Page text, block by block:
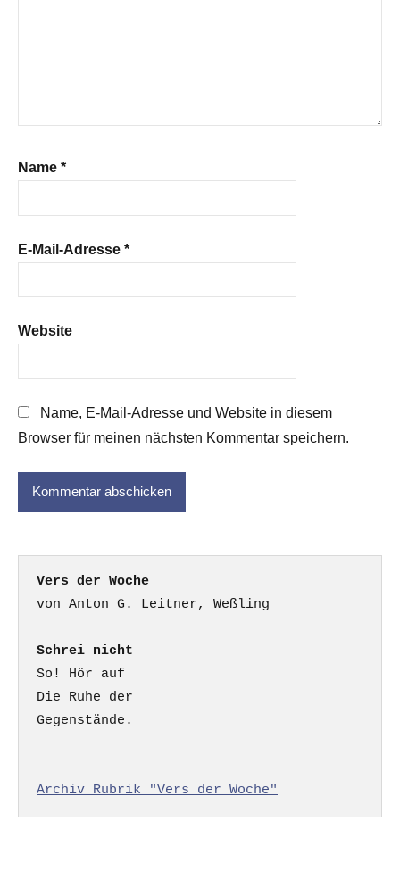
Name *
E-Mail-Adresse *
Website
Name, E-Mail-Adresse und Website in diesem
Browser für meinen nächsten Kommentar speichern.
Vers der Woche
Schrei nicht
So! Hör auf
Die Ruhe der
Gegenstände.
Archiv Rubrik "Vers der Woche"